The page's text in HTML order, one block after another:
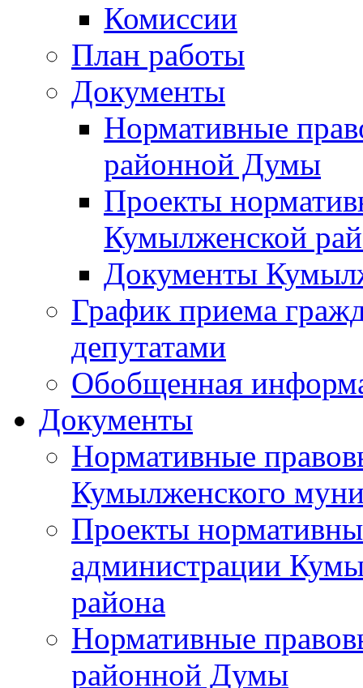
Комиссии
План работы
Документы
Нормативные
районной Думы
Проекты
Кумылженской
Документы
График приема
депутатами
Обобщенная
Документы
Нормативные
Кумылженского
Проекты
администрации
района
Нормативные
районной Думы